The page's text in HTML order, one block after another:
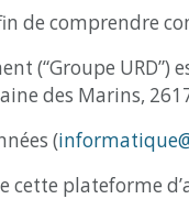
comprendre
(“Groupe URD”)
des Marins,
(
cette plateforme